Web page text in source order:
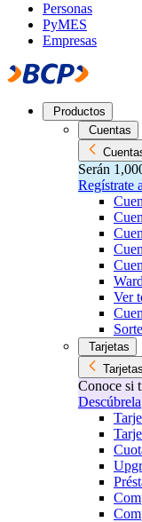
Personas
PyMES
Empresas
Productos
Cuentas
Serán
Regístrate
Ver
Tarjetas
Tarjetas
Conoce si
Descúbrela